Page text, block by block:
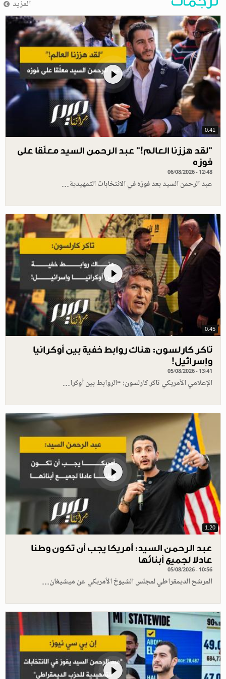
المزيد
0.41
”لقد هززنا العالم!” عبد الرحمن السيد معلّقا على
فوزه
06/08/2026 - 12:48
عبد الرحمن السيد بعد فوزه في الانتخابات التمهيدية…
0.45
تاكر كارلسون: هناك روابط خفية بين أوكرانيا
وإسرائيل!
05/08/2026 - 13:41
الإعلامي الأمريكي تاكر كارلسون: “الروابط بين أوكرا…
1.20
عبد الرحمن السيد: أمريكا يجب أن تكون وطنا
عادلا لجميع أبنائها
05/08/2026 - 10:56
المرشح الديمقراطي لمجلس الشيوخ الأمريكي عن ميشيغان…